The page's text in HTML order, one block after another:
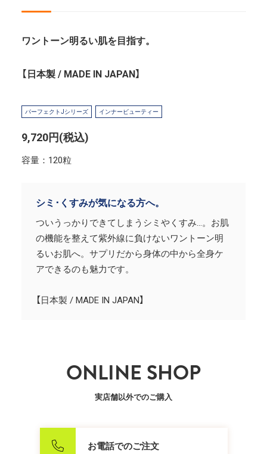
ワントーン明るい肌を目指す。
【日本製 / MADE IN JAPAN】
パーフェクトJシリーズ インナービューティー
9,720円(税込)
容量：120粒
シミ･くすみが気になる方へ。
ついうっかりできてしまうシミやくすみ…。お肌
の機能を整えて紫外線に負けないワントーン明
るいお肌へ。サプリだから身体の中から全身ケ
アできるのも魅力です。
【日本製 / MADE IN JAPAN】
ONLINE SHOP
実店舗以外でのご購入
お電話でのご注文